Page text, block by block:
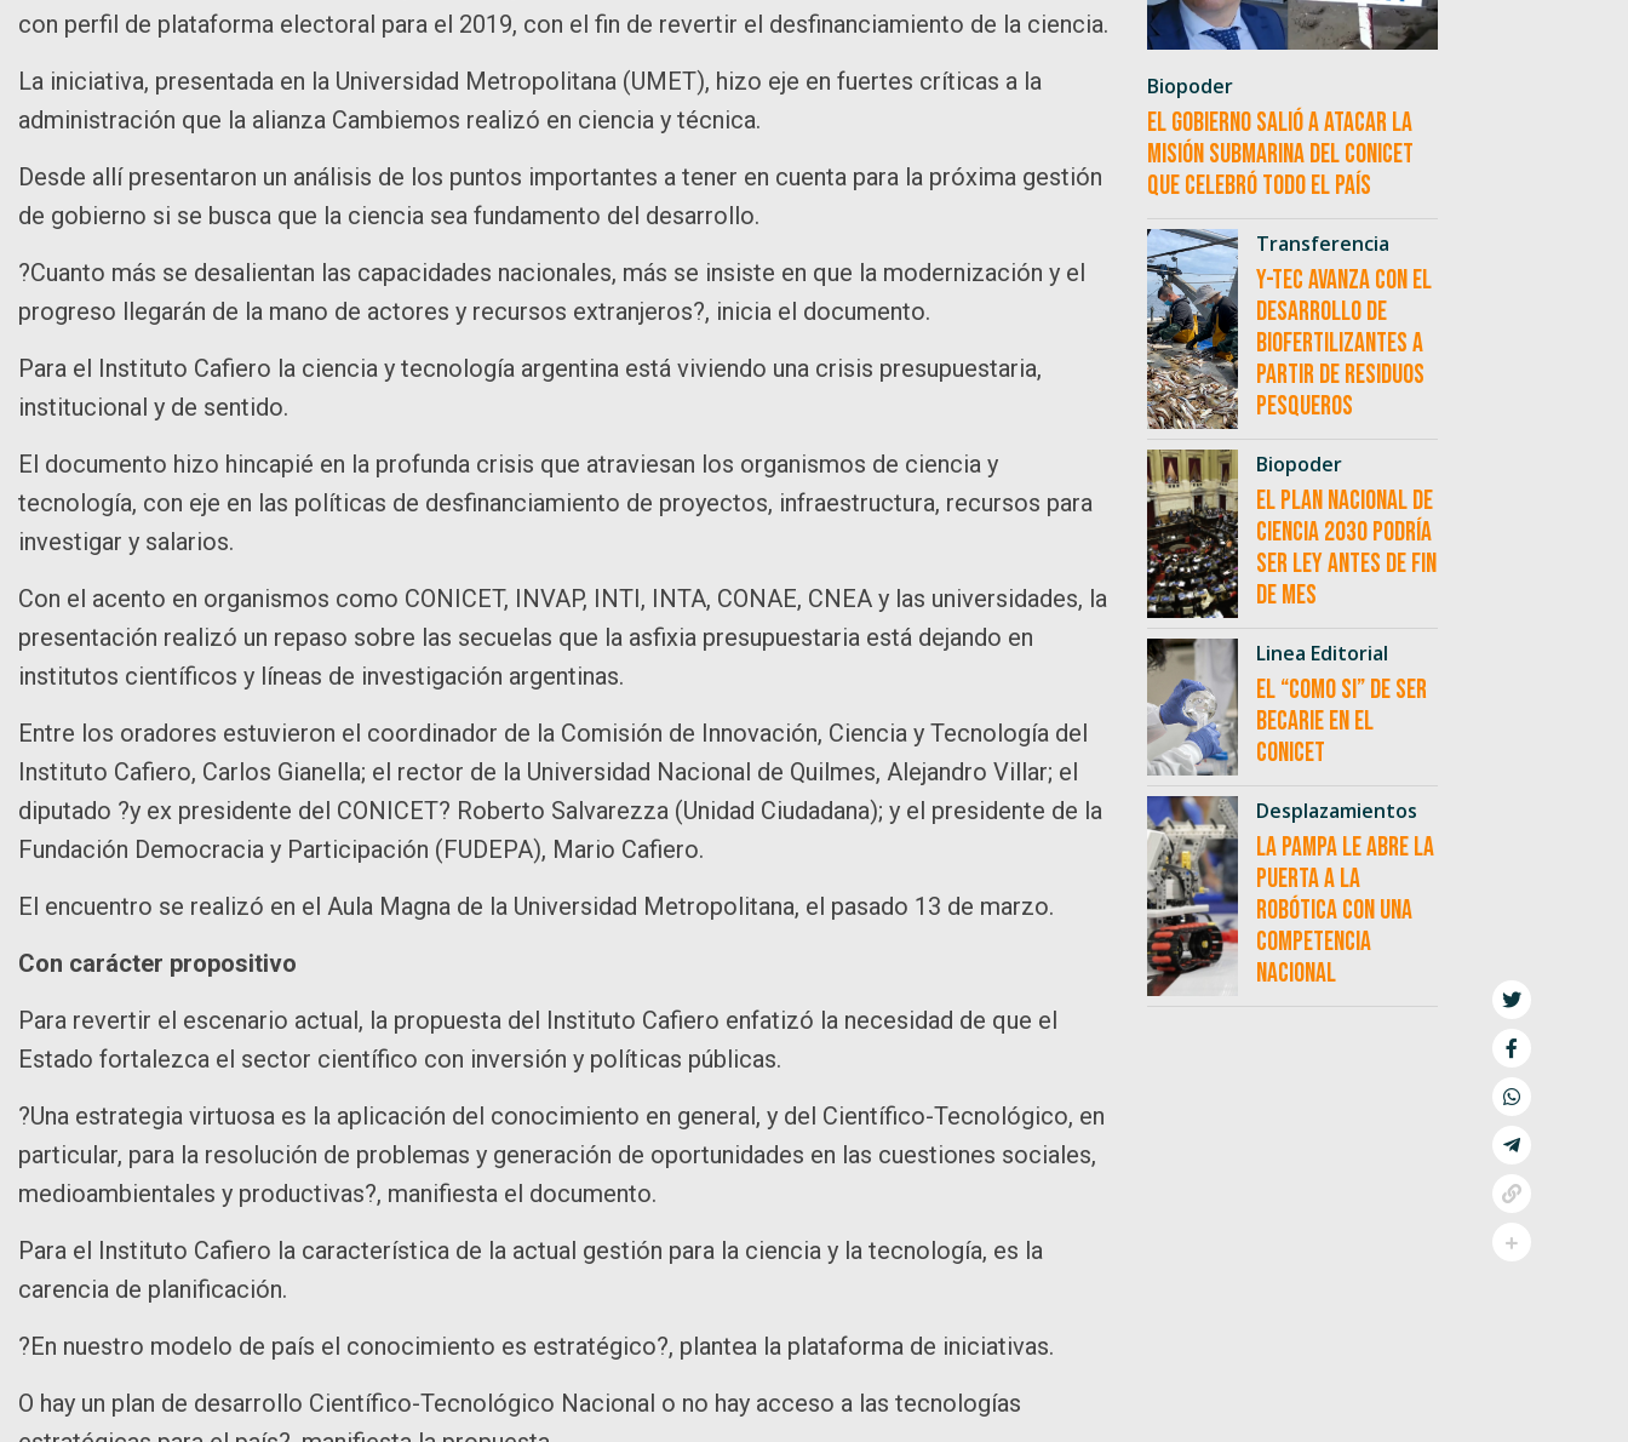
con perfil de plataforma electoral para el 2019, con el fin de revertir el desfinanciamiento de la ciencia.
La iniciativa, presentada en la Universidad Metropolitana (UMET), hizo eje en fuertes críticas a la
administración que la alianza Cambiemos realizó en ciencia y técnica.
Desde allí presentaron un análisis de los puntos importantes a tener en cuenta para la próxima gestión
de gobierno si se busca que la ciencia sea fundamento del desarrollo.
?Cuanto más se desalientan las capacidades nacionales, más se insiste en que la modernización y el
progreso llegarán de la mano de actores y recursos extranjeros?, inicia el documento.
Para el Instituto Cafiero la ciencia y tecnología argentina está viviendo una crisis presupuestaria,
institucional y de sentido.
El documento hizo hincapié en la profunda crisis que atraviesan los organismos de ciencia y
tecnología, con eje en las políticas de desfinanciamiento de proyectos, infraestructura, recursos para
investigar y salarios.
Con el acento en organismos como CONICET, INVAP, INTI, INTA, CONAE, CNEA y las universidades, la
presentación realizó un repaso sobre las secuelas que la asfixia presupuestaria está dejando en
institutos científicos y líneas de investigación argentinas.
Entre los oradores estuvieron el coordinador de la Comisión de Innovación, Ciencia y Tecnología del
Instituto Cafiero, Carlos Gianella; el rector de la Universidad Nacional de Quilmes, Alejandro Villar; el
diputado ?y ex presidente del CONICET? Roberto Salvarezza (Unidad Ciudadana); y el presidente de la
Fundación Democracia y Participación (FUDEPA), Mario Cafiero.
El encuentro se realizó en el Aula Magna de la Universidad Metropolitana, el pasado 13 de marzo.
Con carácter propositivo
Para revertir el escenario actual, la propuesta del Instituto Cafiero enfatizó la necesidad de que el
Estado fortalezca el sector científico con inversión y políticas públicas.
?Una estrategia virtuosa es la aplicación del conocimiento en general, y del Científico-Tecnológico, en
particular, para la resolución de problemas y generación de oportunidades en las cuestiones sociales,
medioambientales y productivas?, manifiesta el documento.
Para el Instituto Cafiero la característica de la actual gestión para la ciencia y la tecnología, es la
carencia de planificación.
?En nuestro modelo de país el conocimiento es estratégico?, plantea la plataforma de iniciativas.
O hay un plan de desarrollo Científico-Tecnológico Nacional o no hay acceso a las tecnologías
Biopoder
El Gobierno salió a atacar la
misión submarina del CONICET
que celebró todo el país
Transferencia
Y-TEC avanza con el
desarrollo de
biofertilizantes a
partir de residuos
pesqueros
Biopoder
El Plan Nacional de
Ciencia 2030 podría
ser ley antes de fin
de mes
Linea Editorial
El “como si” de ser
becarie en el
CONICET
Desplazamientos
La Pampa le abre la
puerta a la
robótica con una
competencia
nacional